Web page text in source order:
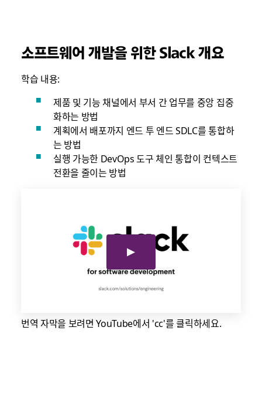
소프트웨어 개발을 위한 Slack 개요
학습 내용:
제품 및 기능 채널에서 부서 간 업무를 중앙 집중
화하는 방법
계획에서 배포까지 엔드 투 엔드 SDLC를 통합하
는 방법
실행 가능한 DevOps 도구 체인 통합이 컨텍스트
전환을 줄이는 방법
번역 자막을 보려면 YouTube에서 'cc'를 클릭하세요.